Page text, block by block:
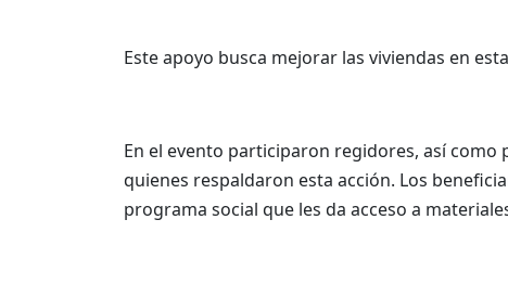
Este apoyo busca mejorar las viviendas en
En el evento participaron regidores, así como
quienes respaldaron esta acción. Los
programa social que les da acceso a